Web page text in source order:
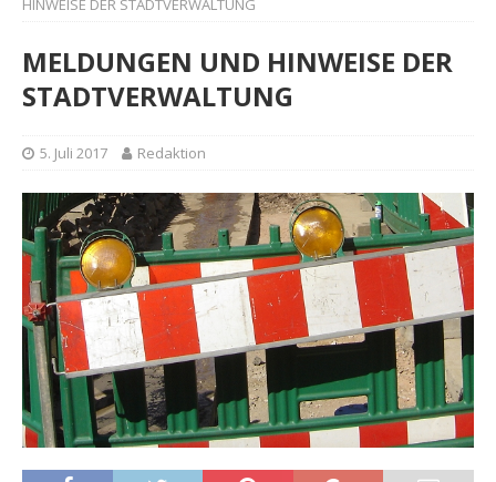
HINWEISE DER STADTVERWALTUNG
MELDUNGEN UND HINWEISE DER
STADTVERWALTUNG
5. Juli 2017 Redaktion